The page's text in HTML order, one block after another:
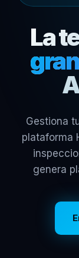
La
Gestiona
plataforma
genera